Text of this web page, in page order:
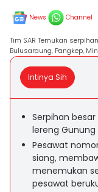
News Channel
Tim SAR Temukan
Bulusaraung, Pangkep,
Intinya Sih
Serpihan
lereng Gunung
Pesawat
siang,
menemukan
pesawat